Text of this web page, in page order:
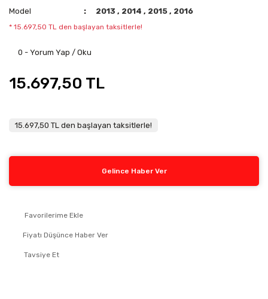
Model
2013, 2014, 2015, 2016
* 15.697,50 TL den başlayan taksitlerle!
0 - Yorum Yap / Oku
15.697,50 TL
15.697,50 TL den başlayan taksitlerle!
Gelince Haber Ver
Fiyatı Düşünce Haber Ver
Tavsiye Et